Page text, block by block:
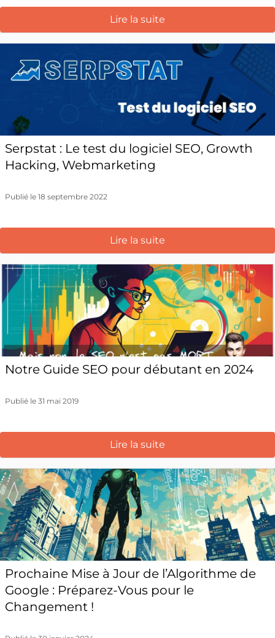
Lire la suite
Serpstat : Le test du logiciel SEO, Growth
Hacking, Webmarketing
Publié le 18 septembre 2022
Lire la suite
Notre Guide SEO pour débutant en 2024
Publié le 31 mai 2019
Lire la suite
Prochaine Mise à Jour de l’Algorithme de
Google : Préparez-Vous pour le
Changement !